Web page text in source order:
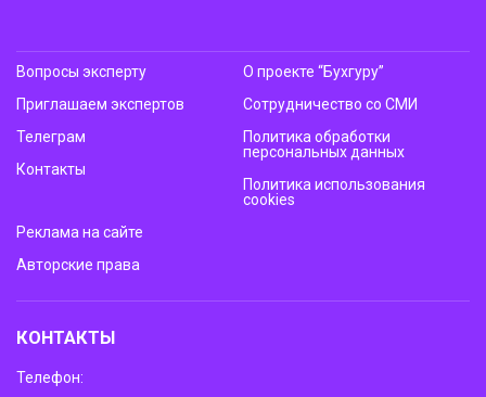
Вопросы эксперту
Приглашаем экспертов
Телеграм
Контакты
О проекте “Бухгуру”
Сотрудничество со СМИ
Политика обработки
персональных данных
Политика использования
cookies
Реклама на сайте
Авторские права
КОНТАКТЫ
Телефон: